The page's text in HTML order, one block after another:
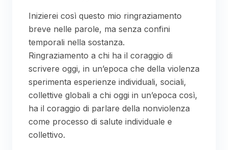
Inizierei così questo mio ringraziamento
breve nelle parole, ma senza confini
temporali nella sostanza.
Ringraziamento a chi ha il coraggio di
scrivere oggi, in un’epoca che della violenza
sperimenta esperienze individuali, sociali,
collettive globali a chi oggi in un’epoca così,
ha il coraggio di parlare della nonviolenza
come processo di salute individuale e
collettivo.